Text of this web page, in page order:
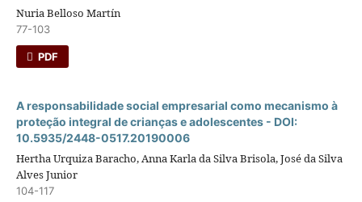
Nuria Belloso Martín
77-103
PDF
A responsabilidade social empresarial como mecanismo à
proteção integral de crianças e adolescentes - DOI:
10.5935/2448-0517.20190006
Hertha Urquiza Baracho, Anna Karla da Silva Brisola, José da Silva
Alves Junior
104-117